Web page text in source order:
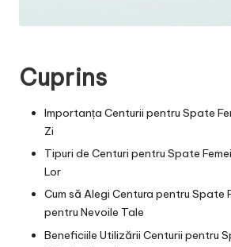
Cuprins
Importanța Centurii pentru Spate
Zi
Tipuri de Centuri pentru Spate
Lor
Cum să Alegi Centura pentru Spate
pentru Nevoile Tale
Beneficiile Utilizării Centurii pentru